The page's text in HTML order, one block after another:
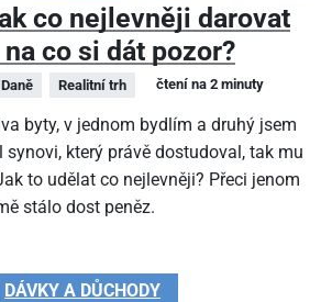
co nejlevněji darovat
co si dát pozor?
Daně Realitní trh čtení na 2 minuty
byty, v jednom bydlím a druhý jsem
který právě dostudoval, tak mu
to udělat co nejlevněji? Přeci jenom
stálo dost peněz.
DÁVKY A DŮCHODY